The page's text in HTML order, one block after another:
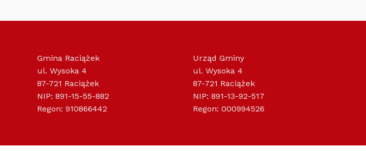
Gmina Raciążek
ul. Wysoka 4
87-721 Raciążek
NIP: 891-15-55-882
Regon: 910866442
Urząd Gminy
ul. Wysoka 4
87-721 Raciążek
NIP: 891-13-92-517
Regon: 000994526